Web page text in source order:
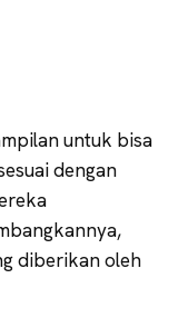
untuk bisa
dengan
diberikan oleh